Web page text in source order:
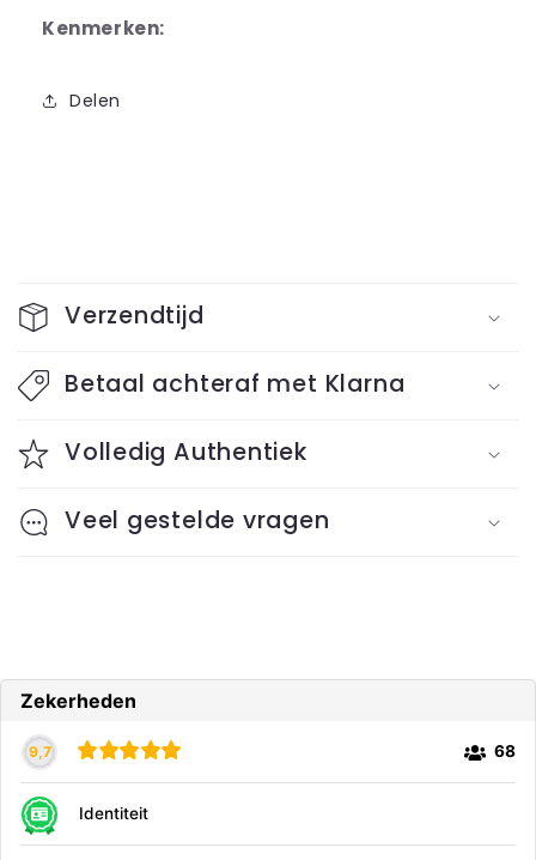
Kenmerken:
Delen
n
l
p
b
a
o
n
t
e
n
Verzendtijd
Betaal achteraf met Klarna
Volledig Authentiek
Veel gestelde vragen